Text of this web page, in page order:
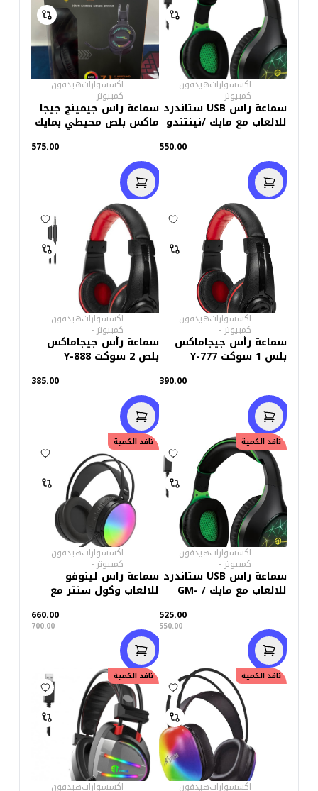
اكسسوارات
كمبيوتر -
هيدفون
سماعة راس USB ستاندرد
للالعاب مع مايك /نينتندو
550.00
اكسسوارات
كمبيوتر -
هيدفون
سماعة راس جيمينج جيجا
ماكس بلص محيطي بمايك
575.00
اكسسوارات
كمبيوتر -
هيدفون
سماعة رأس جيجاماكس
بلس 1 سوكت Y-777
390.00
اكسسوارات
كمبيوتر -
هيدفون
سماعة رأس جيجاماكس
بلص 2 سوكت Y-888
385.00
خصم25.00
نافد الكمية
اكسسوارات
كمبيوتر -
هيدفون
سماعة راس USB ستاندرد
للالعاب مع مايك / GM-
525.00
550.00
خصم40.00
نافد الكمية
اكسسوارات
كمبيوتر -
هيدفون
سماعة راس لينوفو
للالعاب وكول سنتر مع
660.00
700.00
نافد الكمية
اكسسواراتهيدفون
نافد الكمية
اكسسواراتهيدفون